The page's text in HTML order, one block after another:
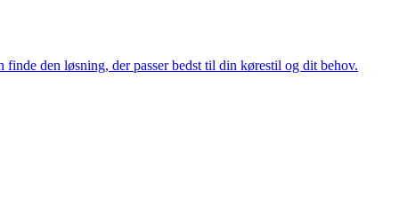
den løsning, der passer bedst til din kørestil og dit behov.